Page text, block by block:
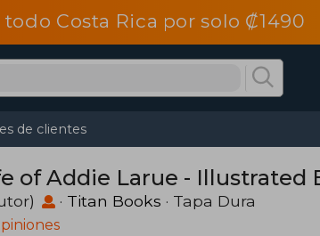
todo Costa Rica por solo ₡1490
de clientes
of Addie Larue - Illustrated
· Titan Books · Tapa Dura